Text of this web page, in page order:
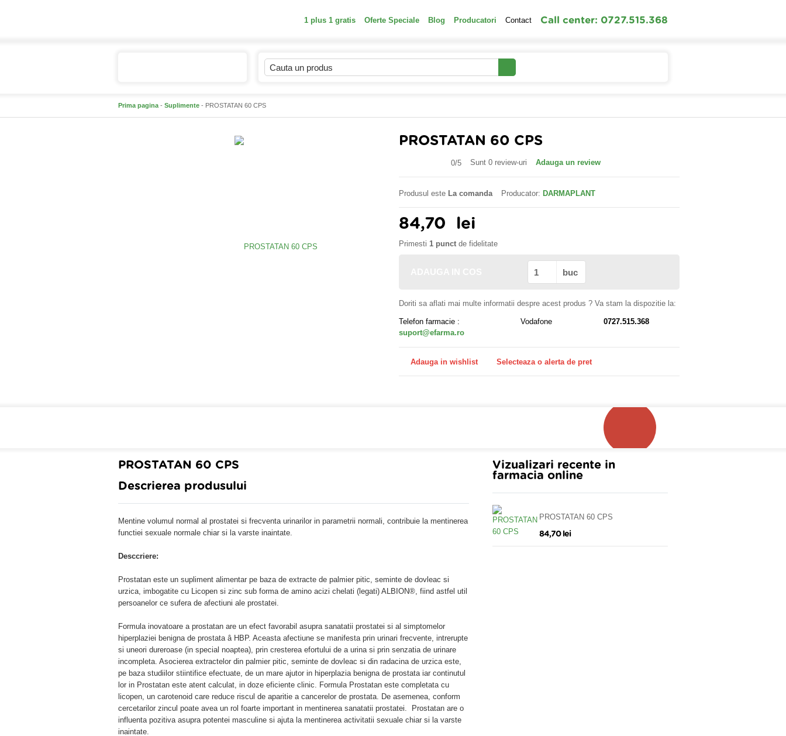
1 plus 1 gratis Oferte Speciale Blog Producatori Contact Call center: 0727.515.368
Prima pagina - Suplimente - PROSTATAN 60 CPS
PROSTATAN 60 CPS
0/5 Sunt 0 review-uri Adauga un review
Produsul este La comanda Producator: DARMAPLANT
84,70 lei
Primesti 1 punct de fidelitate
buc
Doriti sa aflati mai multe informatii despre acest produs ? Va stam la dispozitie la:
Telefon farmacie : Vodafone
0727.515.368
suport@efarma.ro
Adauga in wishlist Selecteaza o alerta de pret
PROSTATAN 60 CPS
Descrierea produsului
Mentine volumul normal al prostatei si frecventa urinarilor in parametrii normali, contribuie la mentinerea
functiei sexuale normale chiar si la varste inaintate.
Desccriere:
Prostatan este un supliment alimentar pe baza de extracte de palmier pitic, seminte de dovleac si
urzica, imbogatite cu Licopen si zinc sub forma de amino acizi chelati (legati) ALBION®, fiind astfel util
persoanelor ce sufera de afectiuni ale prostatei.
Formula inovatoare a prostatan are un efect favorabil asupra sanatatii prostatei si al simptomelor
hiperplaziei benigna de prostata â HBP. Aceasta afectiune se manifesta prin urinari frecvente, intrerupte
si uneori dureroase (in special noaptea), prin cresterea efortului de a urina si prin senzatia de urinare
incompleta. Asocierea extractelor din palmier pitic, seminte de dovleac si din radacina de urzica este,
pe baza studiilor stiintifice efectuate, de un mare ajutor in hiperplazia benigna de prostata iar continutul
lor in Prostatan este atent calculat, in doze eficiente clinic. Formula Prostatan este completata cu
licopen, un carotenoid care reduce riscul de aparitie a cancerelor de prostata. De asemenea, conform
cercetarilor zincul poate avea un rol foarte important in mentinerea sanatatii prostatei. Prostatan are o
influenta pozitiva asupra potentei masculine si ajuta la mentinerea activitatii sexuale chiar si la varste
inaintate.
Vizualizari recente in
farmacia online
PROSTATAN 60 CPS
84,70 lei